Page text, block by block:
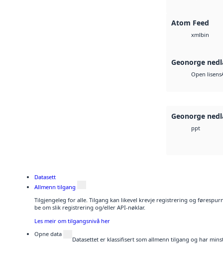
Atom Feed
xmlbin
Geonorge
Open lisens
Geonorge
ppt
Datasett
Allmenn tilgang
Tilgjengeleg for alle. Tilgang kan likevel krevje registrering og
be om slik registrering og/eller API-nøklar.
Les meir om tilgangsnivå her
Opne data
Datasettet er klassifisert som allmenn tilgang og har